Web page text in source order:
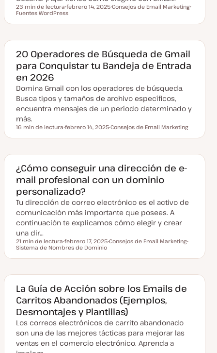
Tiempo de lectura
23 min de lectura
F
c
a
c
t
u
a
z
a
d
a
febrero 14, 2025
m
Consejos de Email Marketing
m
Fuentes WordPress
20 Operadores de Búsqueda de Gmail
para Conquistar tu Bandeja de Entrada
en 2026
Domina Gmail con los operadores de búsqueda.
Busca tipos y tamaños de archivo específicos,
encuentra mensajes de un período determinado y
más.
Tiempo de lectura
16 min de lectura
e
h
a
c
t
u
a
l
i
a
d
febrero 14, 2025
e
a
Consejos de Email Marketing
¿Cómo conseguir una dirección de e-
mail profesional con un dominio
personalizado?
Tu dirección de correo electrónico es el activo de
comunicación más importante que posees. A
continuación te explicamos cómo elegir y crear
una dir…
Tiempo de lectura
21 min de lectura
F
c
a
c
t
u
a
l
i
z
d
a
febrero 17, 2025
m
Consejos de Email Marketing
m
Sistema de Nombres de Dominio
La Guía de Acción sobre los Emails de
Carritos Abandonados (Ejemplos,
Desmontajes y Plantillas)
Los correos electrónicos de carrito abandonado
son una de las mejores tácticas para mejorar las
ventas en el comercio electrónico. Aprenda a